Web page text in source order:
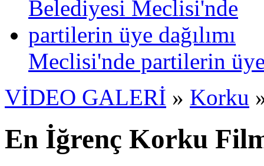
Meclisi'nde partilerin üye
VİDEO GALERİ » Korku
En İğrenç Korku